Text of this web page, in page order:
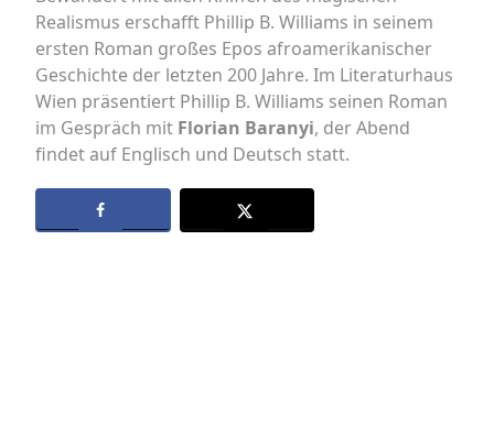
Realismus erschafft Phillip B. Williams in seinem
ersten Roman großes Epos afroamerikanischer
Geschichte der letzten 200 Jahre. Im Literaturhaus
Wien präsentiert Phillip B. Williams seinen Roman
im Gespräch mit Florian Baranyi, der Abend
findet auf Englisch und Deutsch statt.